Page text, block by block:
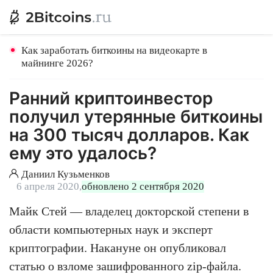
Как заработать биткоины на видеокарте в
майнинге 2026?
Ранний криптоинвестор
получил утерянные биткоины
на 300 тысяч долларов. Как
ему это удалось?
Даниил Кузьменков
6 апреля 2020,обновлено 2 сентября 2020
Майк Стей — владелец докторской степени в
области компьютерных наук и эксперт
криптографии. Накануне он опубликовал
статью о взломе зашифрованного zip-файла.